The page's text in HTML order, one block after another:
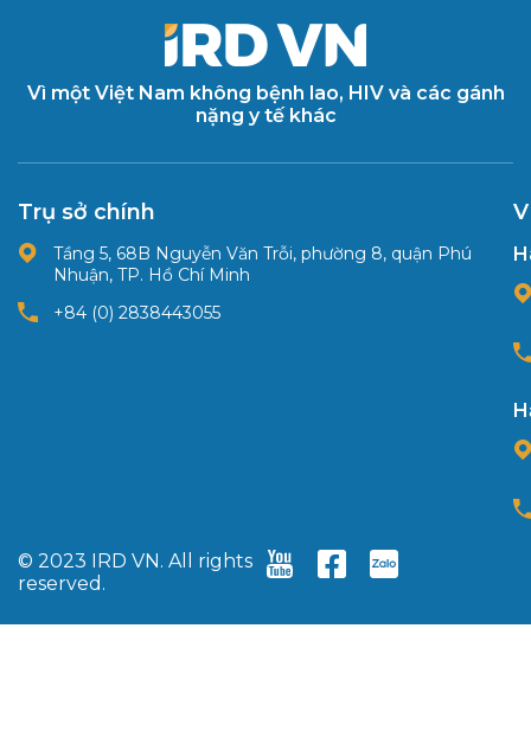
Vì một Việt Nam không bệnh lao, HIV và các gánh
nặng y tế khác
Trụ sở chính
Tầng 5, 68B Nguyễn Văn Trỗi, phường 8, quận Phú
Nhuận, TP. Hồ Chí Minh
+84 (0) 2838443055
© 2023 IRD VN. All rights
reserved.